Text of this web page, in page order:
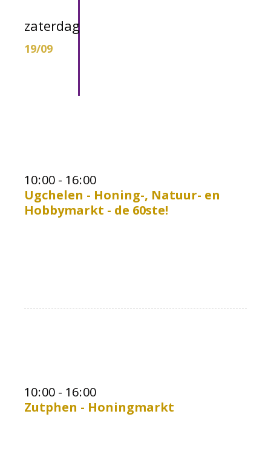
zaterdag
19/09
10:00 - 16:00
Ugchelen - Honing-, Natuur- en
Hobbymarkt - de 60ste!
10:00 - 16:00
Zutphen - Honingmarkt